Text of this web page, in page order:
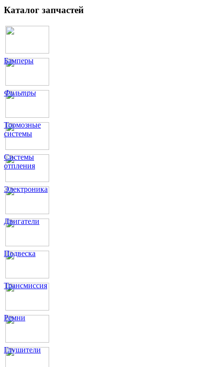
Каталог запчастей
Бамперы
Фильтры
Тормозные
системы
Системы
отпления
Электроника
Двигатели
Подвеска
Трансмиссия
Ремни
Глушители